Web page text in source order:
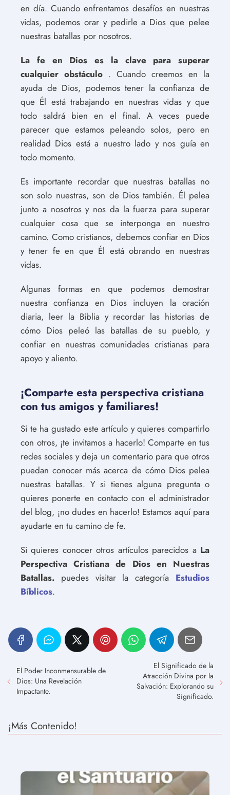
en día. Cuando enfrentamos desafíos en nuestras
vidas, podemos orar y pedirle a Dios que pelee
nuestras batallas por nosotros.
La fe en Dios es la clave para superar
cualquier obstáculo . Cuando creemos en la
ayuda de Dios, podemos tener la confianza de
que Él está trabajando en nuestras vidas y que
todo saldrá bien en el final. A veces puede
parecer que estamos peleando solos, pero en
realidad Dios está a nuestro lado y nos guía en
todo momento.
Es importante recordar que nuestras batallas no
son solo nuestras, son de Dios también. Él pelea
junto a nosotros y nos da la fuerza para superar
cualquier cosa que se interponga en nuestro
camino. Como cristianos, debemos confiar en Dios
y tener fe en que Él está obrando en nuestras
vidas.
Algunas formas en que podemos demostrar
nuestra confianza en Dios incluyen la oración
diaria, leer la Biblia y recordar las historias de
cómo Dios peleó las batallas de su pueblo, y
confiar en nuestras comunidades cristianas para
apoyo y aliento.
¡Comparte esta perspectiva cristiana
con tus amigos y familiares!
Si te ha gustado este artículo y quieres compartirlo
con otros, ¡te invitamos a hacerlo! Comparte en tus
redes sociales y deja un comentario para que otros
puedan conocer más acerca de cómo Dios pelea
nuestras batallas. Y si tienes alguna pregunta o
quieres ponerte en contacto con el administrador
del blog, ¡no dudes en hacerlo! Estamos aquí para
ayudarte en tu camino de fe.
Si quieres conocer otros artículos parecidos a La
Perspectiva Cristiana de Dios en Nuestras
Batallas. puedes visitar la categoría Estudios
Bíblicos.
El Poder Inconmensurable de
Dios: Una Revelación
Impactante.
El Significado de la
Atracción Divina por la
Salvación: Explorando su
Significado.
¡Más Contenido!